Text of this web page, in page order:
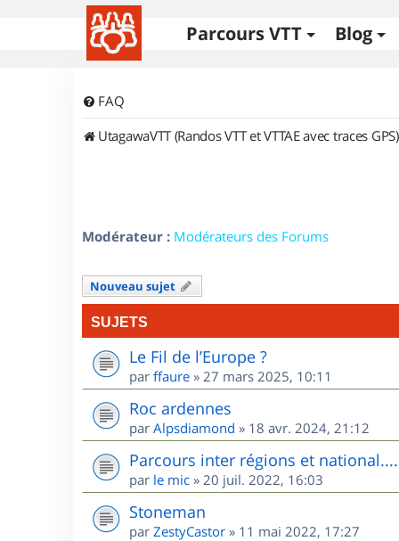
Parcours VTT Blog
FAQ
UtagawaVTT (Randos VTT et VTTAE avec traces GPS)
Modérateur : Modérateurs des Forums
Nouveau sujet
SUJETS
Le Fil de l’Europe ?
par ffaure » 27 mars 2025, 10:11
Roc ardennes
par Alpsdiamond » 18 avr. 2024, 21:12
Parcours inter régions et national....
par le mic » 20 juil. 2022, 16:03
Stoneman
par ZestyCastor » 11 mai 2022, 17:27